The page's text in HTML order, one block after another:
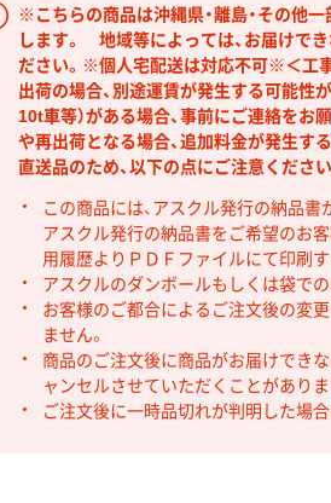
※こちらの商品は沖縄県・離島・その他
します。 地域等によっては、お届けで
ださい。※個人宅配送は対応不可※＜工
出荷の場合、別途運賃が発生する可能性
10t車等）がある場合、事前にご連絡を
や再出荷となる場合、追加料金が発生す
直送品のため、以下の点にご注意ください
この商品には、アスクル発行の納品書
アスクル発行の納品書をご希望のお客
用履歴よりＰＤＦファイルにて印刷す
アスクルのダンボールもしくは袋での
お客様のご都合によるご注文後の変更
ません。
商品のご注文後に商品がお届けでき
ャンセルさせていただくことがありま
ご注文後に一時品切れが判明した場合